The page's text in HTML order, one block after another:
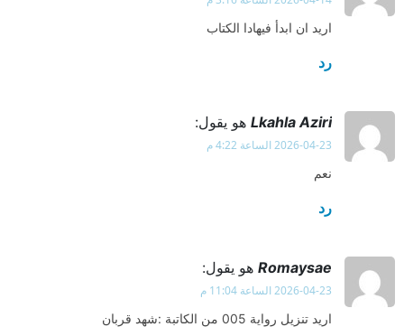
اريد ان ابدأ فيهادا الكتاب
رد
Lkahla Aziri هو يقول:
2026-04-23 الساعة 4:22 م
نعم
رد
Romaysae هو يقول:
2026-04-23 الساعة 11:04 م
اريد تنزيل رواية 005 من الكاتبة :شهد قربان